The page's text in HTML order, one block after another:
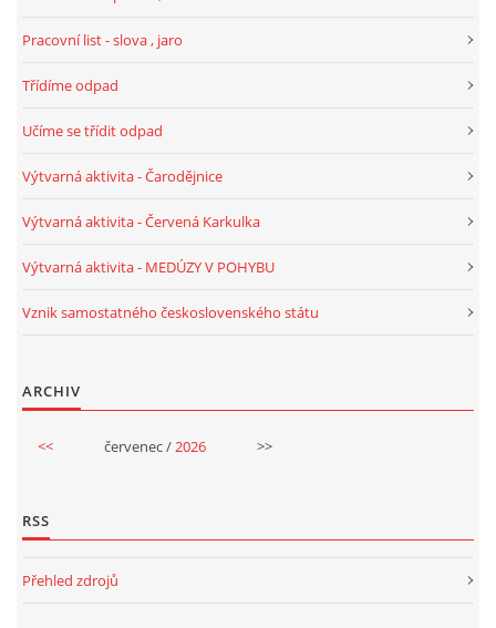
20.10. DEN STROMŮ
DUŠIČKY
SVATÁ KATEŘINA 25.LISTOPADU
MIKULÁŠ, ČERTI
Pracovní list - slova , jaro
Třídíme odpad
Učíme se třídit odpad
Výtvarná aktivita - Čarodějnice
Výtvarná aktivita - Červená Karkulka
Výtvarná aktivita - MEDÚZY V POHYBU
Vznik samostatného československého státu
ARCHIV
<< červenec /2026 >>
RSS
Přehled zdrojů